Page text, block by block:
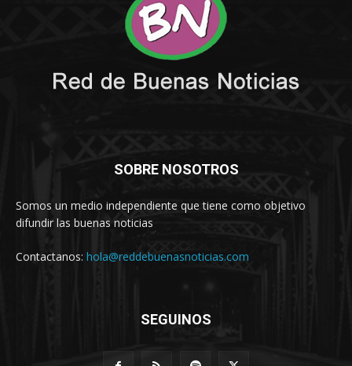
SOBRE NOSOTROS
Somos un medio independiente que tiene como objetivo
difundir las buenas noticias
Contactanos: hola@reddebuenasnoticias.com
SEGUINOS